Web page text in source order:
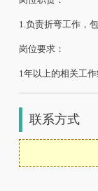
1.负责折弯工作，
岗位要求：
1年以上的相关工
联系方式